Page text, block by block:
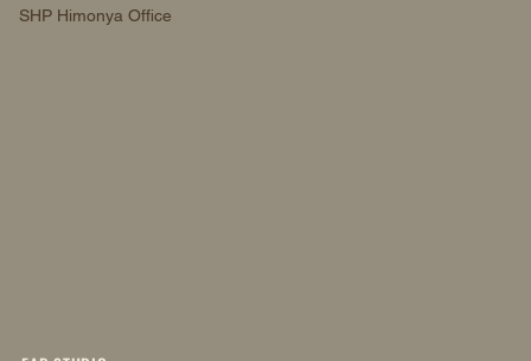
SHP Himonya Office